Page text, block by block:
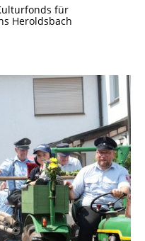
für
Heroldsbach